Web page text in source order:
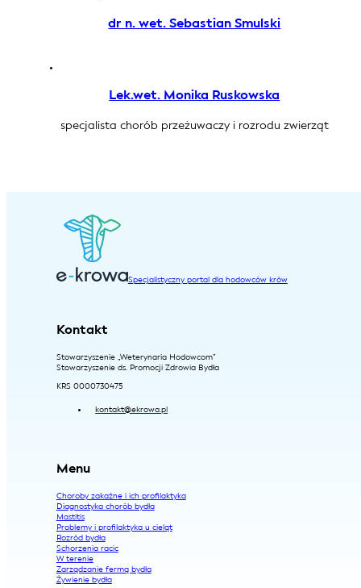
dr n. wet. Sebastian Smulski
Lek.wet. Monika Ruskowska
specjalista chorób przeżuwaczy i rozrodu zwierząt
Specjalistyczny portal dla hodowców krów
Kontakt
Stowarzyszenie „Weterynaria Hodowcom”
Stowarzyszenie ds. Promocji Zdrowia Bydła
KRS 0000730475
kontakt@ekrowa.pl
Menu
Choroby zakaźne i ich profilaktyka
Diagnostyka chorób bydła
Mastitis
Problemy i profilaktyka u cieląt
Rozród bydła
Schorzenia racic
W terenie
Zarządzanie fermą bydła
Żywienie bydła